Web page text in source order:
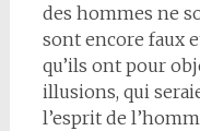
des hommes ne
sont encore faux
qu’ils ont pour
illusions, qui
l’esprit de